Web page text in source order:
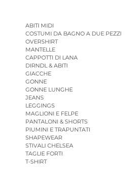
ABITI MIDI
COSTUMI DA BAGNO A DUE PEZZI
OVERSHIRT
MANTELLE
CAPPOTTI DI LANA
DIRNDL & ABITI
GIACCHE
GONNE
GONNE LUNGHE
JEANS
LEGGINGS
MAGLIONI E FELPE
PANTALONI & SHORTS
PIUMINI E TRAPUNTATI
SHAPEWEAR
STIVALI CHELSEA
TAGLIE FORTI
T-SHIRT